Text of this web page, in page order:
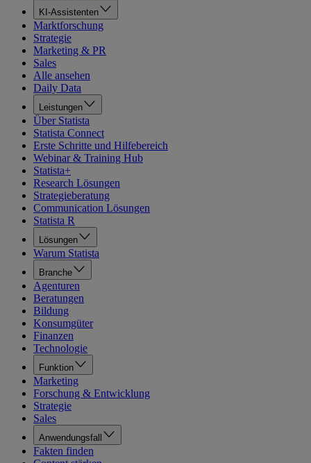
KI-Assistenten
Marktforschung
Strategie
Marketing & PR
Sales
Alle ansehen
Daily Data
Leistungen
Über Statista
Statista Connect
Erste Schritte und Hilfebereich
Webinar & Training Hub
Statista+
Research Lösungen
Strategieberatung
Communication Lösungen
Statista R
Lösungen
Warum Statista
Branche
Agenturen
Beratungen
Bildung
Konsumgüter
Finanzen
Technologie
Funktion
Marketing
Forschung & Entwicklung
Strategie
Sales
Anwendungsfall
Fakten finden